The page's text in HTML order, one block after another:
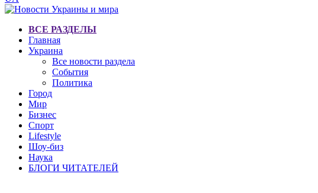
ВСЕ РАЗДЕЛЫ
Главная
Украина
Все новости раздела
События
Политика
Город
Мир
Бизнес
Спорт
Lifestyle
Шоу-биз
Наука
БЛОГИ ЧИТАТЕЛЕЙ